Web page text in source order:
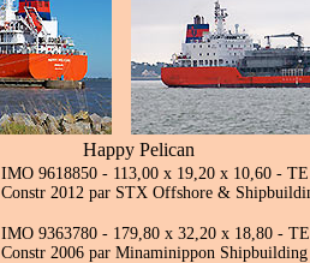
Happy Pelican
IMO 9618850 - 113,00 x 19,20 x 10,60 -
Constr 2012 par STX Offshore &
IMO 9363780 - 179,80 x 32,20 x 18,80 -
Constr 2006 par Minaminippon